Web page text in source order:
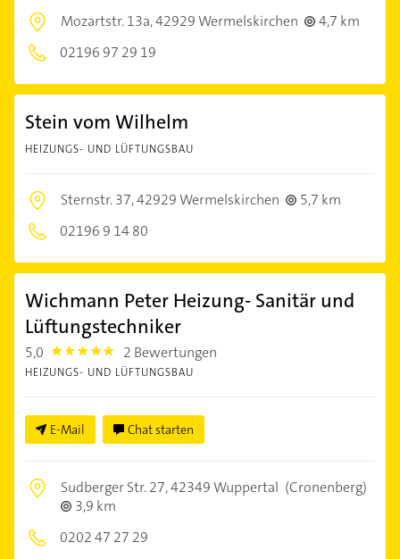
Mozartstr. 13a,42929 Wermelskirchen
4,7 km
02196 97 29 19
Stein vom Wilhelm
HEIZUNGS- UND LÜFTUNGSBAU
Sternstr. 37,42929 Wermelskirchen
5,7 km
02196 9 14 80
Wichmann Peter Heizung- Sanitär und
Lüftungstechniker
5,0 5.0 2 Bewertungen
HEIZUNGS- UND LÜFTUNGSBAU
E-Mail Chat starten
Sudberger Str. 27,42349 Wuppertal (Cronenberg)
3,9 km
0202 47 27 29